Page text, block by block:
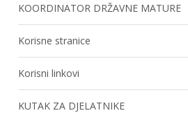
KOORDINATOR DRŽAVNE MATURE
Korisne stranice
Korisni linkovi
KUTAK ZA DJELATNIKE